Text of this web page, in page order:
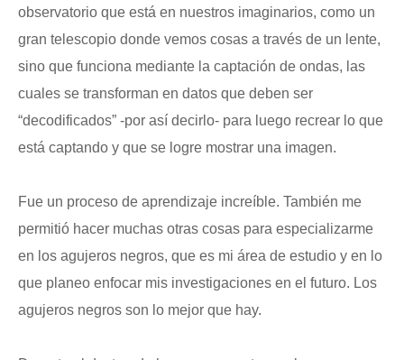
observatorio que está en nuestros imaginarios, como un
gran telescopio donde vemos cosas a través de un lente,
sino que funciona mediante la captación de ondas, las
cuales se transforman en datos que deben ser
“decodificados” -por así decirlo- para luego recrear lo que
está captando y que se logre mostrar una imagen.
Fue un proceso de aprendizaje increíble. También me
permitió hacer muchas otras cosas para especializarme
en los agujeros negros, que es mi área de estudio y en lo
que planeo enfocar mis investigaciones en el futuro. Los
agujeros negros son lo mejor que hay.